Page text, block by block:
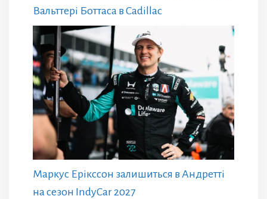
Вальттері Боттаса в Cadillac
Маркус Ерікссон залишиться в Андретті
на сезон IndyCar 2027